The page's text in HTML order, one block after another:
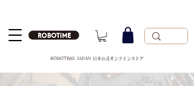
ROBOTIME JAPAN 日本公式オンラインストア